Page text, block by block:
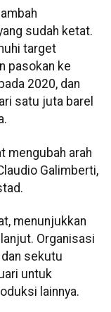
sudah ketat.
target
pasokan ke
2020, dan
satu juta barel
mengubah arah
Galimberti,
menunjukkan
Organisasi
sekutu
untuk
lainnya.